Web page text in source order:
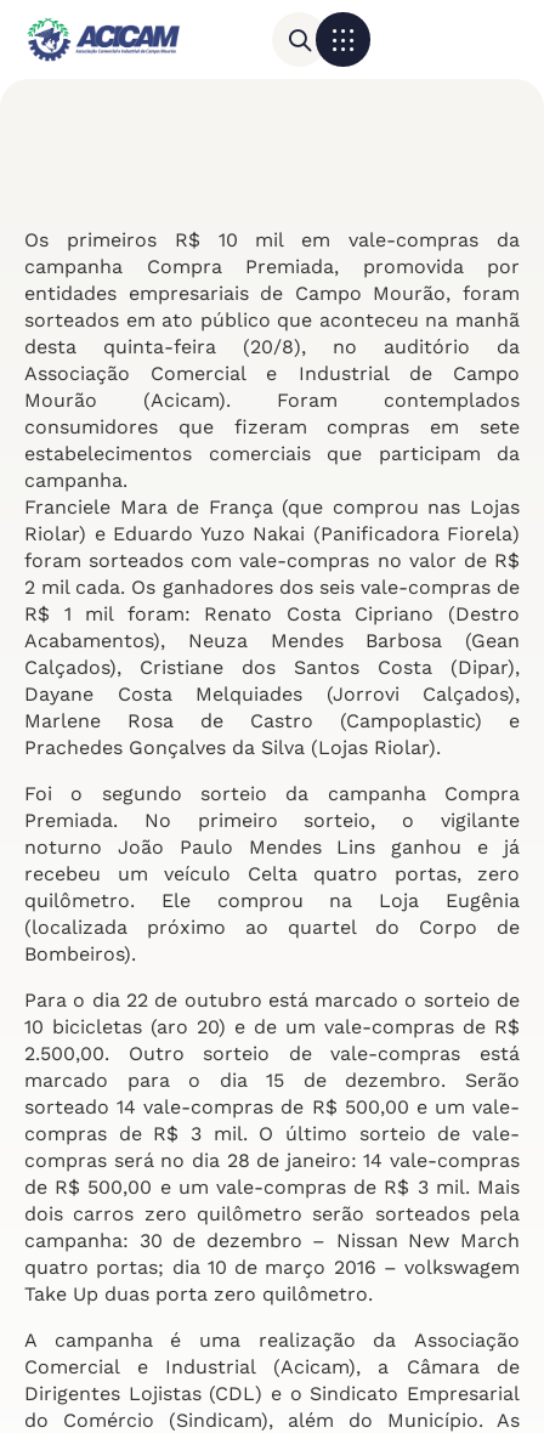
Os primeiros R$ 10 mil em vale-compras da
campanha Compra Premiada, promovida por
entidades empresariais de Campo Mourão, foram
sorteados em ato público que aconteceu na manhã
desta quinta-feira (20/8), no auditório da
Associação Comercial e Industrial de Campo
Mourão (Acicam). Foram contemplados
consumidores que fizeram compras em sete
estabelecimentos comerciais que participam da
campanha.
Franciele Mara de França (que comprou nas Lojas
Riolar) e Eduardo Yuzo Nakai (Panificadora Fiorela)
foram sorteados com vale-compras no valor de R$
2 mil cada. Os ganhadores dos seis vale-compras de
R$ 1 mil foram: Renato Costa Cipriano (Destro
Acabamentos), Neuza Mendes Barbosa (Gean
Calçados), Cristiane dos Santos Costa (Dipar),
Dayane Costa Melquiades (Jorrovi Calçados),
Marlene Rosa de Castro (Campoplastic) e
Prachedes Gonçalves da Silva (Lojas Riolar).
Foi o segundo sorteio da campanha Compra
Premiada. No primeiro sorteio, o vigilante
noturno João Paulo Mendes Lins ganhou e já
recebeu um veículo Celta quatro portas, zero
quilômetro. Ele comprou na Loja Eugênia
(localizada próximo ao quartel do Corpo de
Bombeiros).
Para o dia 22 de outubro está marcado o sorteio de
10 bicicletas (aro 20) e de um vale-compras de R$
2.500,00. Outro sorteio de vale-compras está
marcado para o dia 15 de dezembro. Serão
sorteado 14 vale-compras de R$ 500,00 e um vale-
compras de R$ 3 mil. O último sorteio de vale-
compras será no dia 28 de janeiro: 14 vale-compras
de R$ 500,00 e um vale-compras de R$ 3 mil. Mais
dois carros zero quilômetro serão sorteados pela
campanha: 30 de dezembro – Nissan New March
quatro portas; dia 10 de março 2016 – volkswagem
Take Up duas porta zero quilômetro.
A campanha é uma realização da Associação
Comercial e Industrial (Acicam), a Câmara de
Dirigentes Lojistas (CDL) e o Sindicato Empresarial
do Comércio (Sindicam), além do Município. As